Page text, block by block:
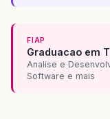
FIAP
Graduacao em
Analise e
Software e mais